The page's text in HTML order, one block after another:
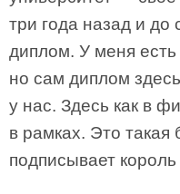
три года назад и до
диплом. У меня есть
но сам диплом
у нас. Здесь как в
в рамках. Это
подписывает